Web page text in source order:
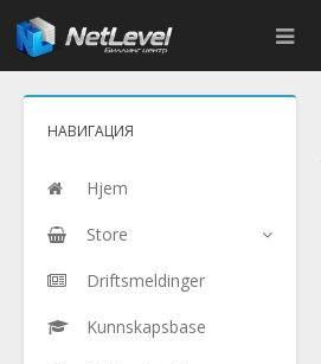
НАВИГАЦИЯ
Hjem
Store
Driftsmeldinger
Kunnskapsbase